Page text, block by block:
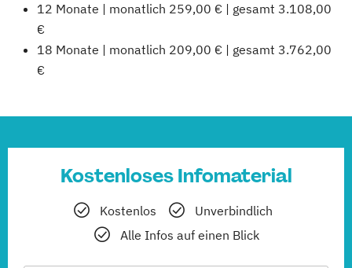
12 Monate | monatlich 259,00 € | gesamt 3.108,00
€
18 Monate | monatlich 209,00 € | gesamt 3.762,00
€
Kostenloses Infomaterial
Kostenlos
Unverbindlich
Alle Infos auf einen Blick